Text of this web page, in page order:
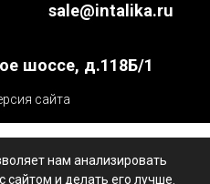
нам анализировать
сайтом и делать его лучше.
sale@intalika.ru
шоссе, д.118Б/1
сайта